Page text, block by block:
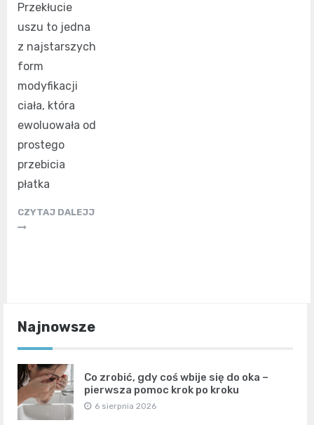
Przekłucie
uszu to jedna
z najstarszych
form
modyfikacji
ciała, która
ewoluowała od
prostego
przebicia
płatka
CZYTAJ DALEJJ
Najnowsze
Co zrobić, gdy coś wbije się do oka –
pierwsza pomoc krok po kroku
6 sierpnia 2026